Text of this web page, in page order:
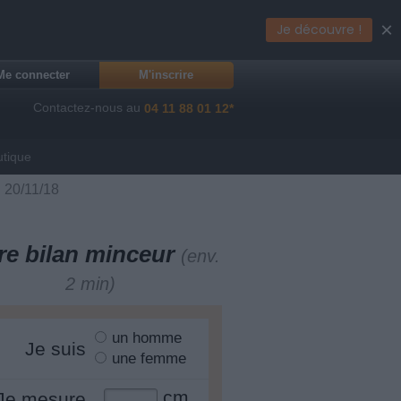
connecter M'inscrire
Contactez-nous au 04 11 88 01 12*
11/18
bilan minceur (env.
2 min)
Je suis
un homme
une femme
Je découvre ! ×